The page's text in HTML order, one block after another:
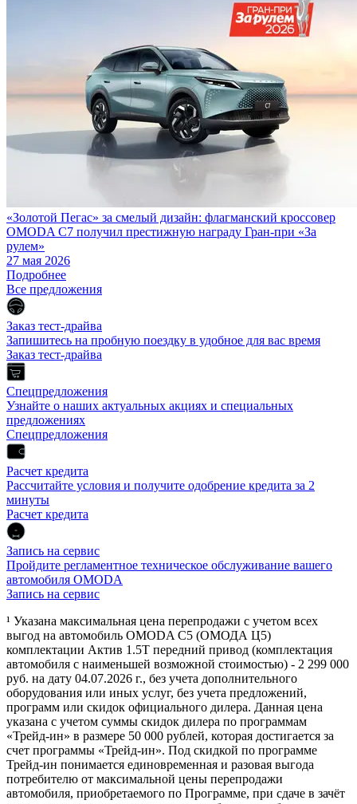
«Золотой Пегас» за смелый дизайн: флагманский кроссовер
OMODA C7 получил престижную награду Гран-при «За
рулем»
27 мая 2026
Подробнее
Все предложения
Заказ тест-драйва
Запишитесь на пробную поездку в удобное для вас время
Заказ тест-драйва
Спецпредложения
Узнайте о наших актуальных акциях и специальных
предложениях
Спецпредложения
Расчет кредита
Рассчитайте условия и получите одобрение кредита за 2
минуты
Расчет кредита
Запись на сервис
Пройдите регламентное техническое обслуживание вашего
автомобиля OMODA
Запись на сервис
¹ Указана максимальная цена перепродажи с учетом всех
выгод на автомобиль OMODA C5 (ОМОДА Ц5)
комплектации Актив 1.5Т передний привод (комплектация
автомобиля с наименьшей возможной стоимостью) - 2 299 000
руб. на дату 04.07.2026 г., без учета дополнительного
оборудования или иных услуг, без учета предложений,
программ или скидок официального дилера. Данная цена
указана с учетом суммы скидок дилера по программам
«Трейд-ин» в размере 50 000 рублей, которая достигается за
счет программы «Трейд-ин». Под скидкой по программе
Трейд-ин понимается единовременная и разовая выгода
потребителю от максимальной цены перепродажи
автомобиля, приобретаемого по Программе, при сдаче в зачёт